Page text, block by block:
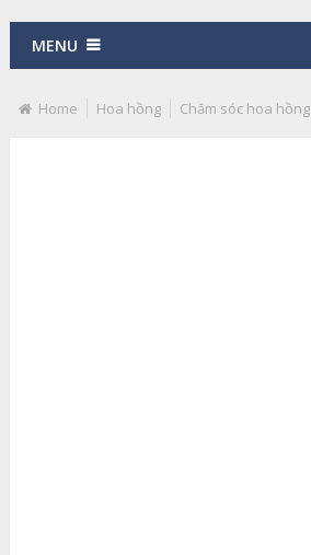
MENU
Home Hoa hồng Chăm sóc hoa hồng